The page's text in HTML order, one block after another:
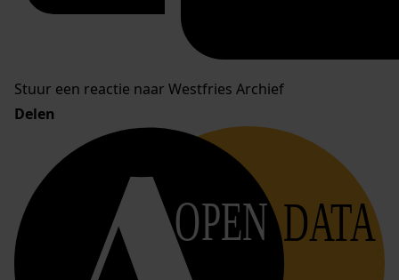
Stuur een reactie naar Westfries Archief
Delen
OPEN DATA